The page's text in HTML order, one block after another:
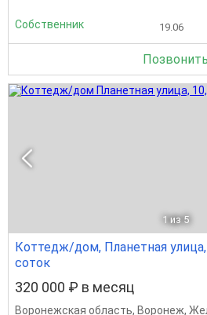
Собственник 19.06
Позвонить
1 из 5
Коттедж/дом, Планетная улица,
соток
320 000 ₽ в месяц
Воронежская область, Воронеж,